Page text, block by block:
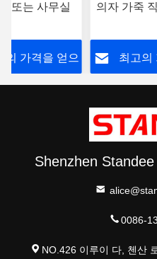
또는 사무실
의 가격을 얻으
의자 가죽
30" X 35 "
최고의
Shenzhen
0086-
NO.426 이루이 다, 첸산